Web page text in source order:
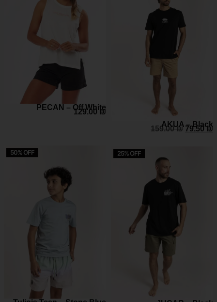
PECAN – Off White
129.00 ₪
AKUA – Black
159.00₪ 79.50₪
50% OFF 25% OFF